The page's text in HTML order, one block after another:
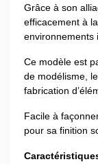
Grâce à son
efficacement à
environnements
Ce modèle est
de modélisme,
fabrication
Facile à
pour sa finition